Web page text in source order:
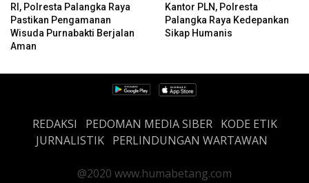
RI, Polresta Palangka Raya
Pastikan Pengamanan
Wisuda Purnabakti Berjalan
Aman
Kantor PLN, Polresta
Palangka Raya Kedepankan
Sikap Humanis
REDAKSI PEDOMAN MEDIA SIBER
KODE ETIK
JURNALISTIK PERLINDUNGAN WARTAWAN
@2020 www.humabetang.com